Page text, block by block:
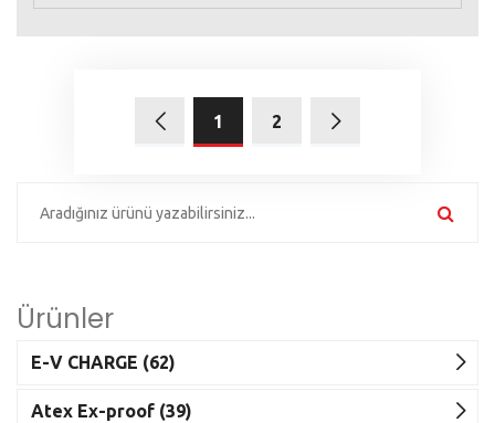
1 2
Ürünler
E-V CHARGE (62)
Atex Ex-proof (39)